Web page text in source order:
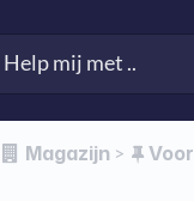
​Magazijn ​ > ​